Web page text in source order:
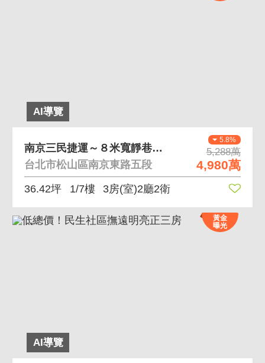
AI導覽
5.8%
5,288萬
4,980萬
南京三民捷運～８米寬靜巷一樓好停車
台北市松山區南京東路五段
36.42坪 1/7樓 3房(室)2廳2衛
AI導覽
黃金
曝光